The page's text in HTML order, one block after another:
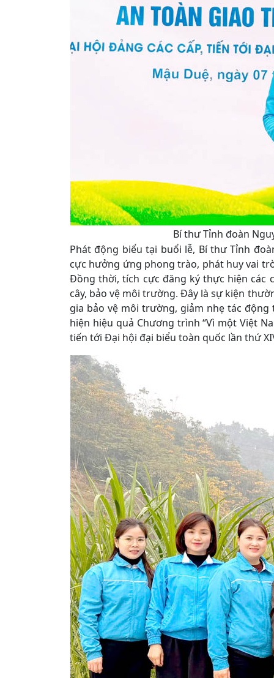
Bí thư Tỉnh đoàn
Phát động biểu tại buổi lễ, Bí thư Tỉnh
cực hưởng ứng phong trào, phát huy vai
Đồng thời, tích cực đăng ký thực hiện các
cây, bảo vệ môi trường. Đây là sự kiện
gia bảo vệ môi trường, giảm nhẹ tác
hiện hiệu quả Chương trình “Vì một Việt
tiến tới Đại hội đại biểu toàn quốc lần thứ